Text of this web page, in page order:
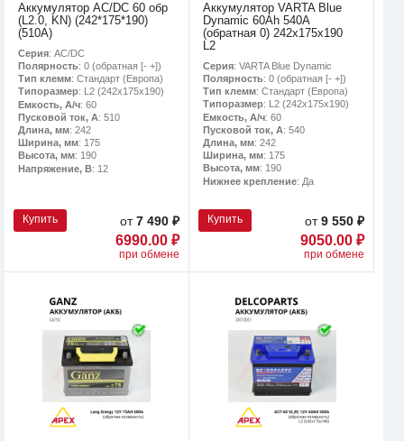
Аккумулятор AC/DC 60 обр
(L2.0, KN) (242*175*190)
(510А)
Серия: AC/DC
Полярность: 0 (обратная [- +])
Тип клемм: Стандарт (Европа)
Типоразмер: L2 (242х175х190)
Емкость, А/ч: 60
Пусковой ток, А: 510
Длина, мм: 242
Ширина, мм: 175
Высота, мм: 190
Напряжение, В: 12
Купить от7 490 ₽
6990.00 ₽
при обмене
Аккумулятор VARTA Blue
Dynamic 60Ah 540A
(обратная 0) 242x175x190
L2
Серия: VARTA Blue Dynamic
Полярность: 0 (обратная [- +])
Тип клемм: Стандарт (Европа)
Типоразмер: L2 (242х175х190)
Емкость, А/ч: 60
Пусковой ток, А: 540
Длина, мм: 242
Ширина, мм: 175
Высота, мм: 190
Нижнее крепление: Да
Купить от9 550 ₽
9050.00 ₽
при обмене